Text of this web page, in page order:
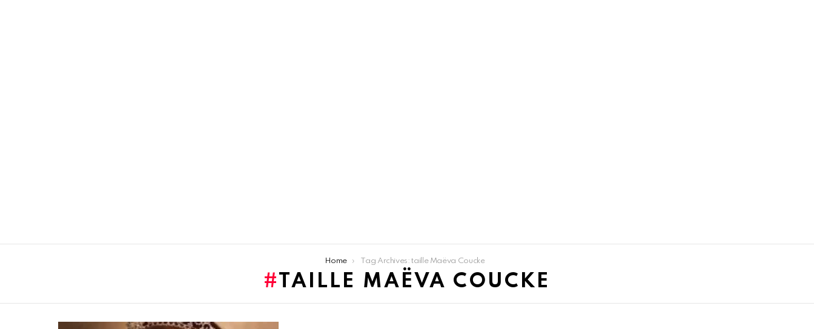
Home Tag Archives: taille Maëva Coucke
TAILLE MAËVA COUCKE